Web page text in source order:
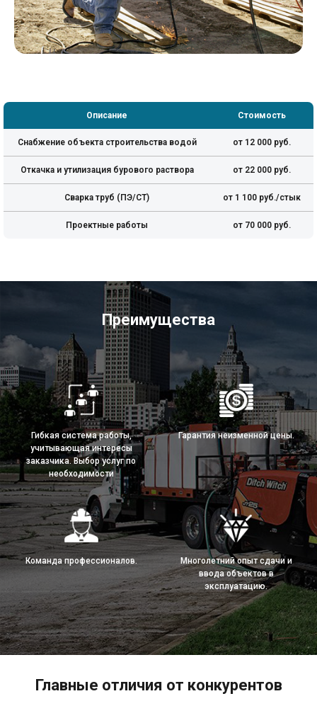
Описание Стоимость
Снабжение объекта строительства водой от 12 000 руб.
Откачка и утилизация бурового раствора от 22 000 руб.
Сварка труб (ПЭ/СТ) от 1 100 руб./стык
Проектные работы от 70 000 руб.
Преимущества
Гибкая система работы,
учитывающая интересы
заказчика. Выбор услуг по
необходимости
Гарантия неизменной цены.
Команда профессионалов.
Многолетний опыт сдачи и
ввода объектов в
эксплуатацию.
Главные отличия от конкурентов